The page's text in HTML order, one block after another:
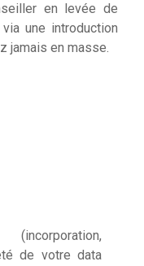
en levée de
une introduction
jamais en masse.
de votre data